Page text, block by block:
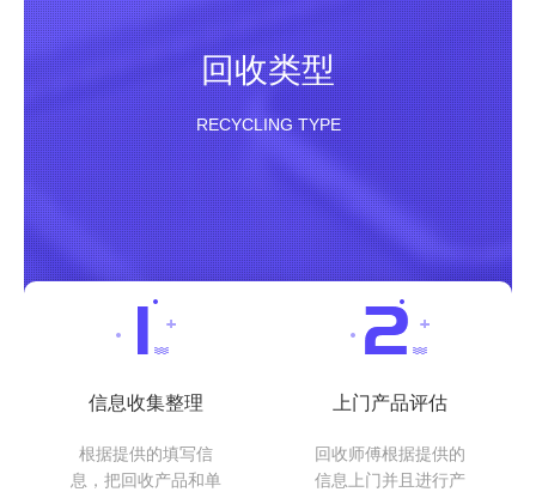
回收类型
RECYCLING TYPE
信息收集整理
根据提供的填写信
息，把回收产品和单
上门产品评估
回收师傅根据提供的
信息上门并且进行产